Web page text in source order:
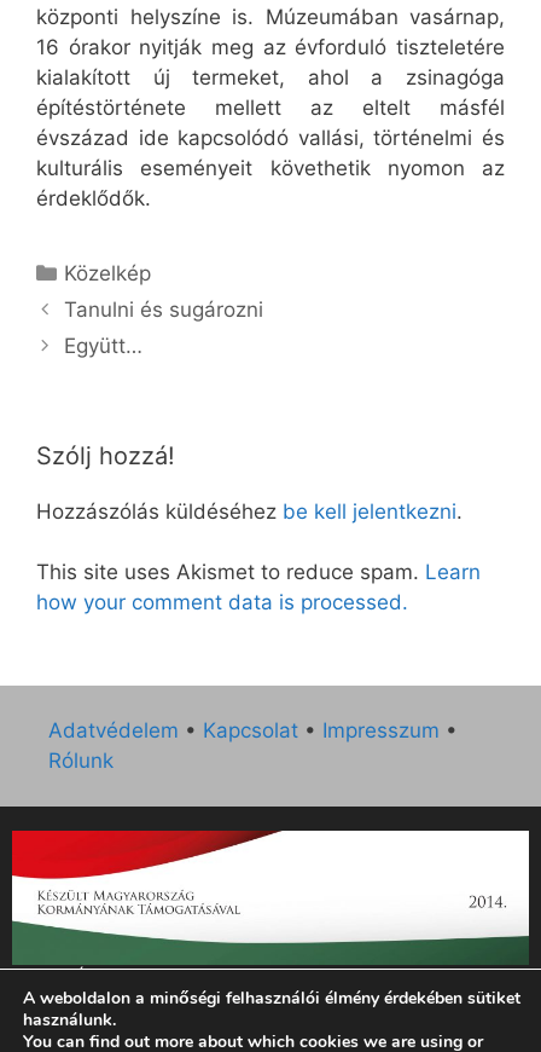
központi helyszíne is. Múzeumában vasárnap,
16 órakor nyitják meg az évforduló tiszteletére
kialakított új termeket, ahol a zsinagóga
építéstörténete mellett az eltelt másfél
évszázad ide kapcsolódó vallási, történelmi és
kulturális eseményeit követhetik nyomon az
érdeklődők.
Kategória
Közelkép
Tanulni és sugározni
Együtt…
Szólj hozzá!
Hozzászólás küldéséhez be kell jelentkezni.
This site uses Akismet to reduce spam. Learn
how your comment data is processed.
Adatvédelem • Kapcsolat • Impresszum •
Rólunk
„Az Új Ember katolikus hetilap 2014. évi működésének
támogatását az EGYH-KCP-14-P-0121 sz. támogatási
szerződés keretében 3 000 000 Ft összegben támogatta az
A weboldalon a minőségi felhasználói élmény érdekében sütiket
használunk.
You can find out more about which cookies we are using or